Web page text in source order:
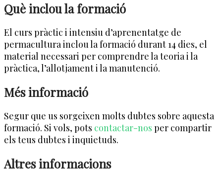
Què inclou la formació
El curs pràctic i intensiu d’aprenentatge de
permacultura inclou la formació durant 14 dies, el
material necessari per comprendre la teoria i la
pràctica, l’allotjament i la manutenció.
Més informació
Segur que us sorgeixen molts dubtes sobre aquesta
formació. Si vols, pots contactar-nos per compartir
els teus dubtes i inquietuds.
Altres informacions